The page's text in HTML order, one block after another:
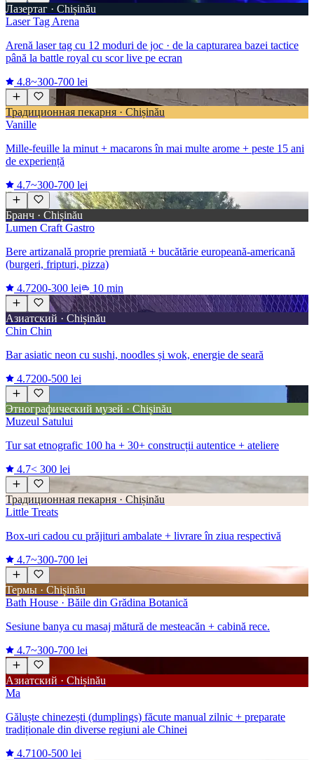
Лазертаг · Chișinău
Laser Tag Arena
Arenă laser tag cu 12 moduri de joc · de la capturarea bazei tactice
până la battle royal cu scor live pe ecran
4.8~300-700 lei
Традиционная пекарня · Chișinău
Vanille
Mille-feuille la minut + macarons în mai multe arome + peste 15 ani
de experiență
4.7~300-700 lei
Бранч · Chișinău
Lumen Craft Gastro
Bere artizanală proprie premiată + bucătărie europeană-americană
(burgeri, fripturi, pizza)
4.7200-300 lei 10 min
Азиатский · Chișinău
Chin Chin
Bar asiatic neon cu sushi, noodles și wok, energie de seară
4.7200-500 lei
Этнографический музей · Chișinău
Muzeul Satului
Tur sat etnografic 100 ha + 30+ construcții autentice + ateliere
4.7< 300 lei
Традиционная пекарня · Chișinău
Little Treats
Box-uri cadou cu prăjituri ambalate + livrare în ziua respectivă
4.7~300-700 lei
Термы · Chișinău
Bath House · Băile din Grădina Botanică
Sesiune banya cu masaj mătură de mesteacăn + cabină rece.
4.7~300-700 lei
Азиатский · Chișinău
Ma
Găluște chinezești (dumplings) făcute manual zilnic + preparate
tradiționale din diverse regiuni ale Chinei
4.7100-500 lei